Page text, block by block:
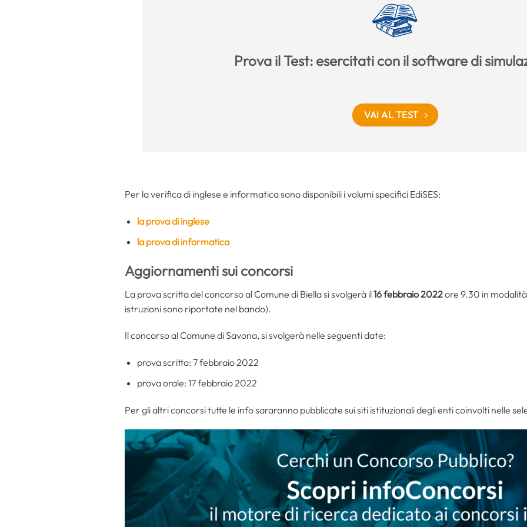
Prova il Test: esercitati con il software di
VAI AL TEST
Per la verifica di inglese e informatica sono disponibili i volumi specifici EdiSES:
la prova di inglese
la prova di informatica
Aggiornamenti sui concorsi
La prova scritta del concorso al Comune di Biella si svolgerà il16 febbraio 2022ore 9.30 in
istruzioni sono riportate nel bando).
Il concorso al Comune di Savona, si svolgerà nelle seguenti date:
prova scritta: 7 febbraio 2022
prova orale: 17 febbraio 2022
Per gli altri concorsi tutte le info sararanno pubblicate sui siti istituzionali degli enti coinvolti nelle